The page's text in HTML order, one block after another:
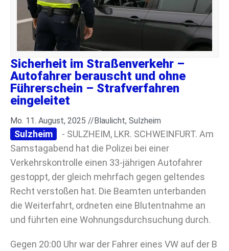
Sicherheit im Straßenverkehr –
Autofahrer berauscht und ohne
Führerschein – Strafverfahren
eingeleitet
Mo. 11. August, 2025 //Blaulicht, Sulzheim
Sulzheim
- SULZHEIM, LKR. SCHWEINFURT. Am
Samstagabend hat die Polizei bei einer
Verkehrskontrolle einen 33-jährigen Autofahrer
gestoppt, der gleich mehrfach gegen geltendes
Recht verstoßen hat. Die Beamten unterbanden
die Weiterfahrt, ordneten eine Blutentnahme an
und führten eine Wohnungsdurchsuchung durch.
Gegen 20:00 Uhr war der Fahrer eines VW auf der B